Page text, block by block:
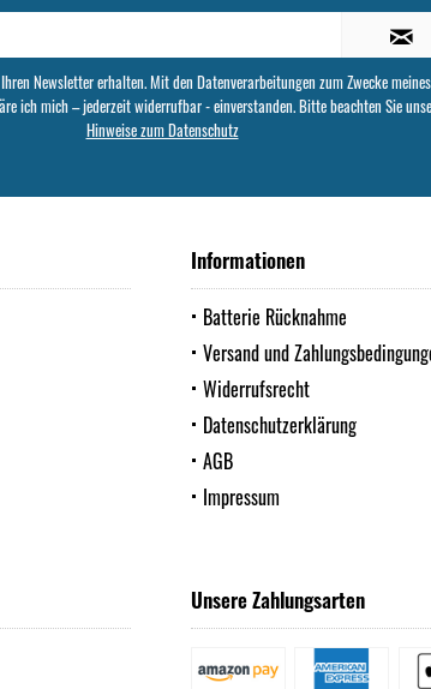
Newsletter erhalten. Mit den Datenverarbeitungen zum Zwecke meines
ich mich – jederzeit widerrufbar - einverstanden. Bitte beachten Sie
Hinweise zum Datenschutz
Informationen
Batterie Rücknahme
Versand und
Widerrufsrecht
Datenschutzerklärung
AGB
Impressum
Unsere Zahlungsarten